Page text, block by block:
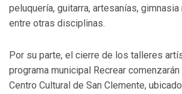
peluquería, guitarra, artesanías,
entre otras disciplinas.
Por su parte, el cierre de los talleres
programa municipal Recrear comenzarán
Centro Cultural de San Clemente,